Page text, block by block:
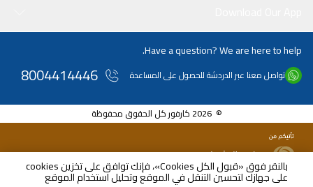
بالنقر فوق «قبول الكل Cookies»، فإنك توافق على تخزين cookies
على جهازك لتحسين التنقل في الموقع وتحليل استخدام الموقع
Have a question? We are here to help.
تواصل معنا عبر الدردشة للحصول على المساعدة 8004414446
© 2026 كارفور كل الحقوق محفوظة